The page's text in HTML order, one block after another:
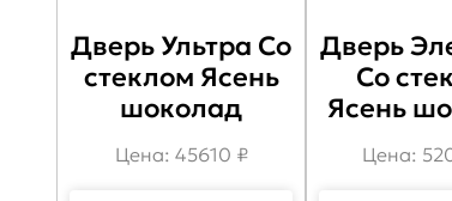
Дверь Ультра Со
стеклом Ясень
шоколад
Цена: 45610 ₽
Дверь
Со
Ясень
Цена: